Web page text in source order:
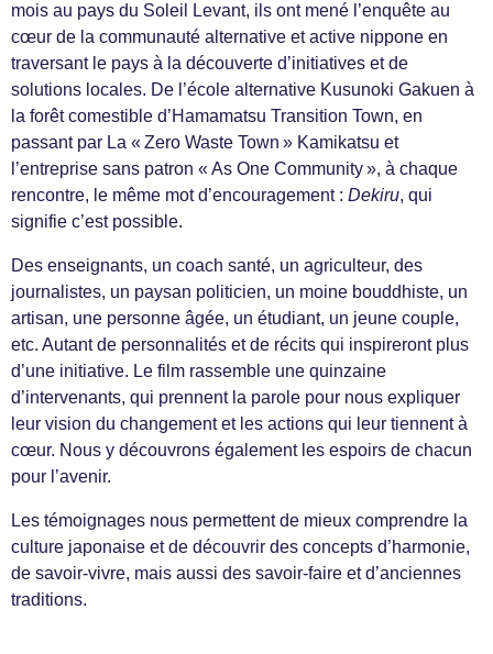
mois au pays du Soleil Levant, ils ont mené l’enquête au
cœur de la communauté alternative et active nippone en
traversant le pays à la découverte d’initiatives et de
solutions locales. De l’école alternative Kusunoki Gakuen à
la forêt comestible d’Hamamatsu Transition Town, en
passant par La « Zero Waste Town » Kamikatsu et
l’entreprise sans patron « As One Community », à chaque
rencontre, le même mot d’encouragement : Dekiru, qui
signifie c’est possible.
Des enseignants, un coach santé, un agriculteur, des
journalistes, un paysan politicien, un moine bouddhiste, un
artisan, une personne âgée, un étudiant, un jeune couple,
etc. Autant de personnalités et de récits qui inspireront plus
d’une initiative. Le film rassemble une quinzaine
d’intervenants, qui prennent la parole pour nous expliquer
leur vision du changement et les actions qui leur tiennent à
cœur. Nous y découvrons également les espoirs de chacun
pour l’avenir.
Les témoignages nous permettent de mieux comprendre la
culture japonaise et de découvrir des concepts d’harmonie,
de savoir-vivre, mais aussi des savoir-faire et d’anciennes
traditions.